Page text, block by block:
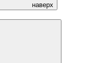
наверх